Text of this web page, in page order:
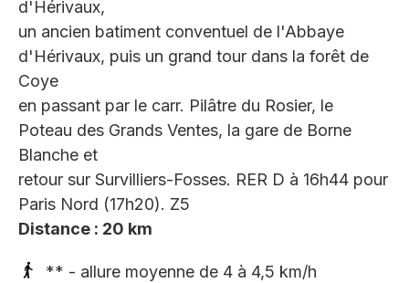
d'Hérivaux,
un ancien batiment conventuel de l'Abbaye
d'Hérivaux, puis un grand tour dans la forêt de
Coye
en passant par le carr. Pilâtre du Rosier, le
Poteau des Grands Ventes, la gare de Borne
Blanche et
retour sur Survilliers-Fosses. RER D à 16h44 pour
Paris Nord (17h20). Z5
Distance : 20 km
** - allure moyenne de 4 à 4,5 km/h